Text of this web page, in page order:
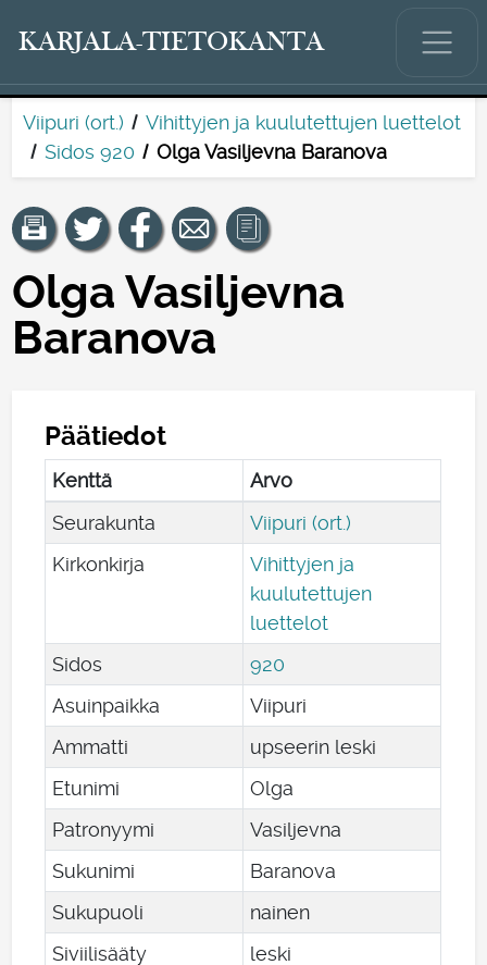
KARJALA-TIETOKANTA
Viipuri (ort.)
Vihittyjen ja kuulutettujen luettelot
Sidos 920
Olga Vasiljevna Baranova
Olga Vasiljevna
Baranova
Päätiedot
Kenttä
Arvo
Seurakunta
Viipuri (ort.)
Kirkonkirja
Vihittyjen ja
kuulutettujen
luettelot
Sidos
920
Asuinpaikka
Viipuri
Ammatti
upseerin leski
Etunimi
Olga
Patronyymi
Vasiljevna
Sukunimi
Baranova
Sukupuoli
nainen
Siviilisääty
leski